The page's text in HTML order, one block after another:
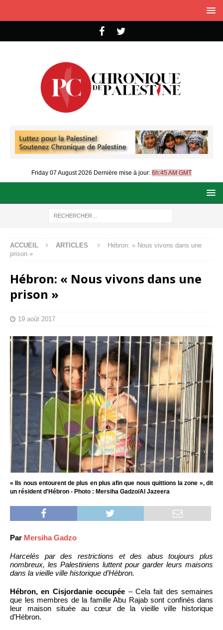
Friday 07 August 2026 Dernière mise à jour: 6h:45 AM GMT
ACCUEIL ARTICLES
Hébron: « Nous vivons dans une
prison »
Hébron: « Nous vivons dans une
prison »
19 août 2017
« Ils nous entourent de plus en plus afin que nous quittions la zone », dit
un résident d'Hébron - Photo : Mersiha Gadzo/Al Jazeera
Par Mersiha Gadzo
Harcelés par des restrictions et des abus toujours plus
nombreux, les Palestiniens luttent pour garder leurs maisons
dans la vieille ville historique d’Hébron.
Hébron, en Cisjordanie occupée – Cela fait des semaines
que les membres de la famille Abu Rajab sont confinés dans
leur maison située au cœur de la vieille ville historique
d’Hébron.